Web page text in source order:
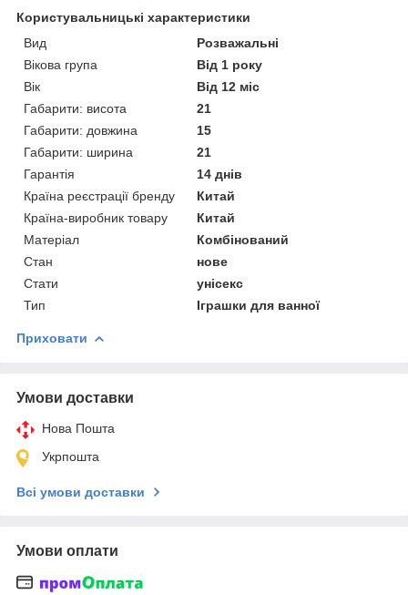
Користувальницькі характеристики
Вид
Розважальні
Вікова група
Від 1 року
Вік
Від 12 міс
Габарити: висота
21
Габарити: довжина
15
Габарити: ширина
21
Гарантія
14 днів
Країна реєстрації бренду
Китай
Країна-виробник товару
Китай
Матеріал
Комбінований
Стан
нове
Стати
унісекс
Тип
Іграшки для ванної
Приховати
Умови доставки
Нова Пошта
Укрпошта
Всі умови доставки
Умови оплати